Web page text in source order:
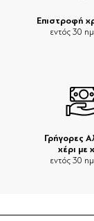
Επιστροφή
εντός 30
Γρήγορες
χέρι με
εντός 30